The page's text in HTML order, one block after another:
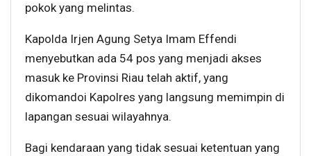
pokok yang melintas.
Kapolda Irjen Agung Setya Imam Effendi
menyebutkan ada 54 pos yang menjadi akses
masuk ke Provinsi Riau telah aktif, yang
dikomandoi Kapolres yang langsung memimpin di
lapangan sesuai wilayahnya.
Bagi kendaraan yang tidak sesuai ketentuan yang